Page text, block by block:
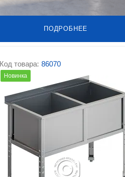
ПОДРОБНЕЕ
Код товара: 86070
Новинка